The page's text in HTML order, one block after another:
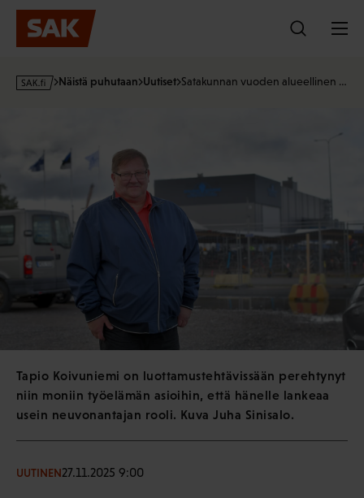
Hyppää
sisältöön
s
Näistä puhutaan Uutiset Satakunnan vuoden alueellinen …
Tapio Koivuniemi on luottamustehtävissään perehtynyt
niin moniin työelämän asioihin, että hänelle lankeaa
usein neuvonantajan rooli. Kuva Juha Sinisalo.
UUTINEN27.11.2025 9:00